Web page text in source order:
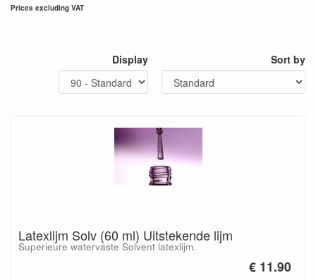
Prices excluding VAT
Display Sort by
Latexlijm Solv (60 ml) Uitstekende lijm
Superieure watervaste Solvent latexlijm.
€ 11.90